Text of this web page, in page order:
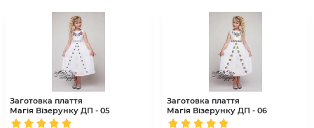
Заготовка плаття
Магія Візерунку ДП - 05
Заготовка плаття
Магія Візерунку ДП - 06